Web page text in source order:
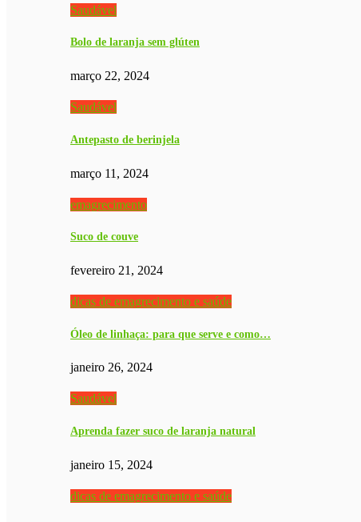
Saudável
Bolo de laranja sem glúten
março 22, 2024
Saudável
Antepasto de berinjela
março 11, 2024
emagrecimento
Suco de couve
fevereiro 21, 2024
dicas de emagrecimento e saúde
Óleo de linhaça: para que serve e como…
janeiro 26, 2024
Saudável
Aprenda fazer suco de laranja natural
janeiro 15, 2024
dicas de emagrecimento e saúde